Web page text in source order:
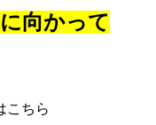
向かって
こちら